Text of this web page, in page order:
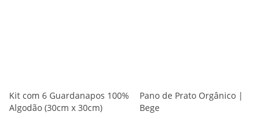
Kit com 6 Guardanapos 100%
Algodão (30cm x 30cm)
Pano de Prato Orgânico |
Bege